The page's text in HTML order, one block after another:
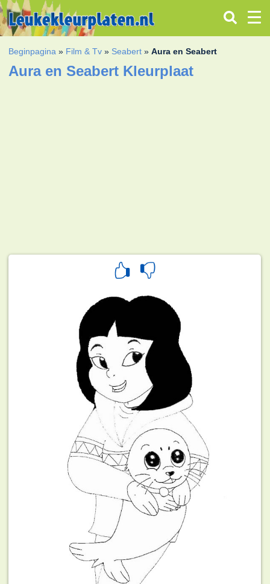
Beginpagina » Film & Tv » Seabert »Aura en Seabert
Aura en Seabert Kleurplaat